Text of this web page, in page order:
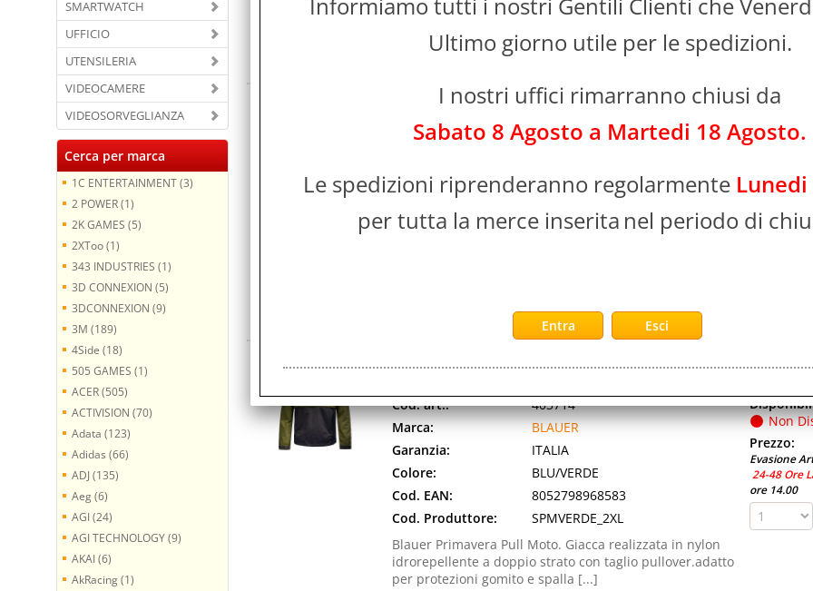
SMARTWATCH
UFFICIO
UTENSILERIA
VIDEOCAMERE
VIDEOSORVEGLIANZA
Cerca per marca
1C ENTERTAINMENT (3)
2 POWER (1)
2K GAMES (5)
2XToo (1)
343 INDUSTRIES (1)
3D CONNEXION (5)
3DCONNEXION (9)
3M (189)
4Side (18)
505 GAMES (1)
ACER (505)
ACTIVISION (70)
Adata (123)
Adidas (66)
ADJ (135)
Aeg (6)
AGI (24)
AGI TECHNOLOGY (9)
AKAI (6)
AkRacing (1)
Cod. Produttore:
SPWVIOLA_XS
Blauer Primavera Pull Moto. Giacca realizzata in nylon
idrorepellente a doppio strato con taglio pullover.adatto
BLAUER SPRING PULL GIACCA MOTOCICLISTICA UOMO
PROTEZIONI PER SPALLA E GOMITI ROSSO NERO
403710
Garanzia:
ITALIA
Colore:
ROSSO/NERO
per protezioni gomito e spalla [...]
Prezzo:
24-48 Ore
ore 14.00
Cod. art.:
403714
Marca:
BLAUER
Garanzia:
ITALIA
Colore:
BLU/VERDE
Cod. EAN:
8052798968583
Cod. Produttore:
SPMVERDE_2XL
Blauer Primavera Pull Moto. Giacca realizzata in nylon
idrorepellente a doppio strato con taglio pullover.adatto
per protezioni gomito e spalla [...]
Non
Prezzo:
Evasione
24-48 Ore
ore 14.00
Ultimo giorno utile per le spedizioni.
I nostri uffici rimarranno chiusi da
Sabato 8 Agosto a Martedi 18 Agosto.
Le spedizioni riprenderanno regolarmente
per tutta la merce inserita nel periodo di